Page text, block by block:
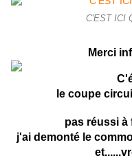
C'EST ICI
Merci
le coupe
pas réussi à
j'ai demonté le